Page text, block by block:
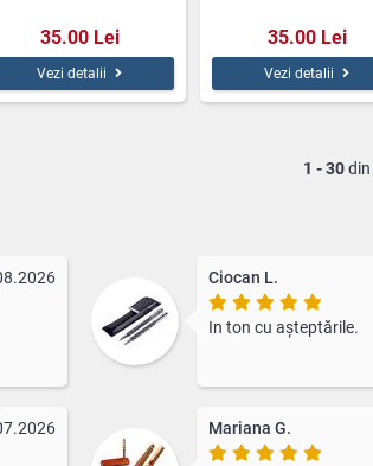
35.00 Lei
Vezi detalii
35.00 Lei
Vezi detalii
1 - 30din
Ciocan L.
In ton cu așteptările.
Mariana G.